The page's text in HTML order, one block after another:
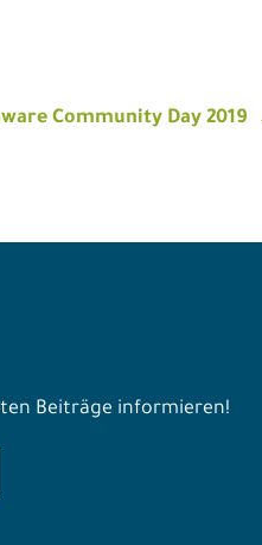
Community Day 2019
Beiträge informieren!